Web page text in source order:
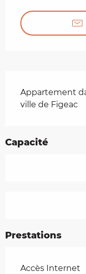
Appartement
ville de Figeac
Capacité
Prestations
Accès Internet